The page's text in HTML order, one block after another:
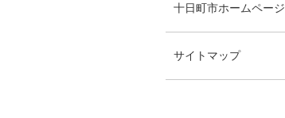
十日町市ホームページ
サイトマップ